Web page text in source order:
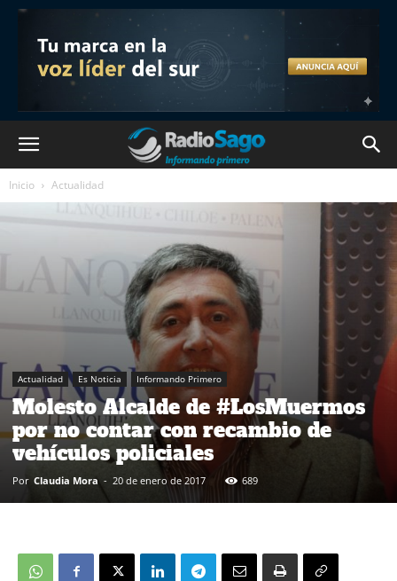
Inicio Actualidad
Actualidad Es Noticia Informando Primero
Molesto Alcalde de #LosMuermos
por no contar con recambio de
vehículos policiales
Por Claudia Mora - 20 de enero de 2017 689